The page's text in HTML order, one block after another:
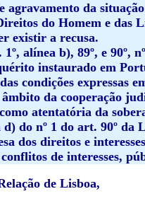
da
do Homem e das
existir a recusa.
alínea b), 89º, e 90º,
instaurado em
condições expressas
da cooperação
atentatória da
do nº 1 do art. 90º da
dos direitos e
de interesses,
de Lisboa,